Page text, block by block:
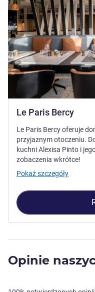
Le Paris Bercy
Le Paris Bercy oferuje
przyjaznym otoczeniu.
kuchni Alexisa Pinto i
zobaczenia wkrótce!
Pokaż szczegóły
Opinie